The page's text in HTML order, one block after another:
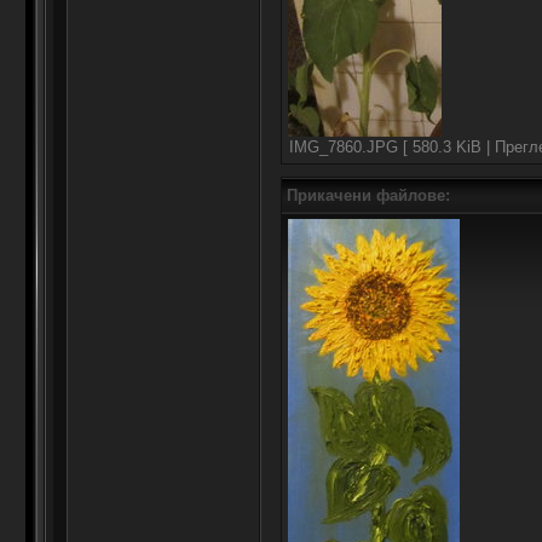
IMG_7860.JPG [ 580.3 KiB |
Прикачени файлове: